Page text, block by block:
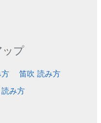
ップ
笛吹 読み方
み方